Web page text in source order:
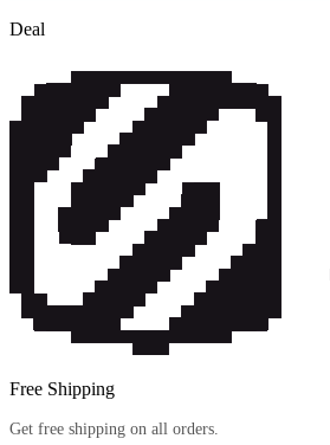
Deal
Free Shipping
Get free shipping on all orders.